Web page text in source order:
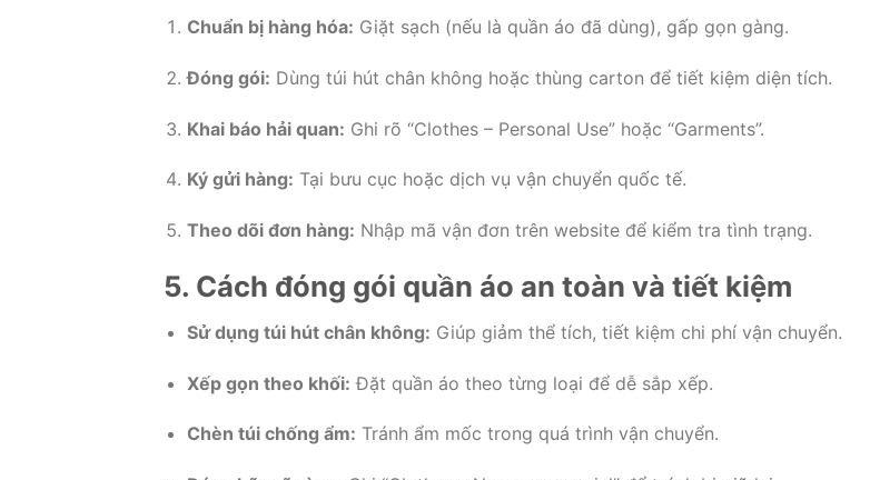
Chuẩn bị hàng hóa: Giặt sạch (nếu là quần áo đã dùng), gấp gọn gàng.
Đóng gói: Dùng túi hút chân không hoặc thùng carton để tiết kiệm diện tích.
Khai báo hải quan: Ghi rõ “Clothes – Personal Use” hoặc “Garments”.
Ký gửi hàng: Tại bưu cục hoặc dịch vụ vận chuyển quốc tế.
Theo dõi đơn hàng: Nhập mã vận đơn trên website để kiểm tra tình trạng.
5. Cách đóng gói quần áo an toàn và tiết kiệm
Sử dụng túi hút chân không: Giúp giảm thể tích, tiết kiệm chi phí vận chuyển.
Xếp gọn theo khối: Đặt quần áo theo từng loại để dễ sắp xếp.
Chèn túi chống ẩm: Tránh ẩm mốc trong quá trình vận chuyển.